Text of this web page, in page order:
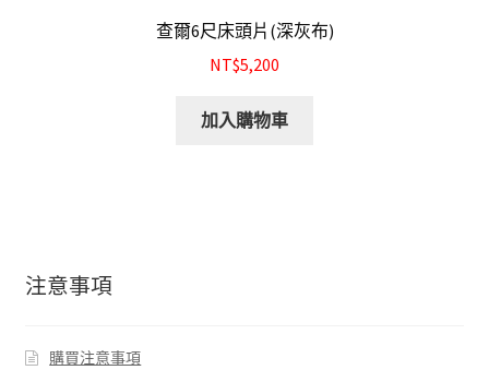
查爾6尺床頭片(深灰布)
NT$5,200
加入購物車
注意事項
購買注意事項